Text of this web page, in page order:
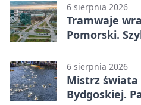
6 sierpnia 2026
Tramwaje
Pomorski.
6 sierpnia 2026
Mistrz świata
Bydgoskiej.